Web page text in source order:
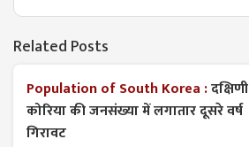
Related Posts
Population of South Korea :दक्षिणी
कोरिया की जनसंख्या में लगातार दूसरे वर्ष
गिरावट